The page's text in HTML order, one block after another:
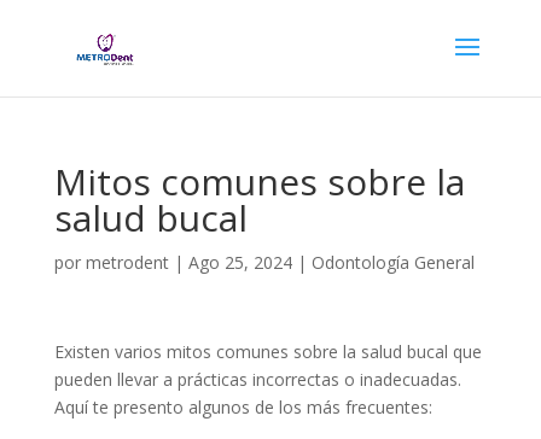
Mitos comunes sobre la
salud bucal
por metrodent| Ago 25, 2024| Odontología General
Existen varios mitos comunes sobre la salud bucal que
pueden llevar a prácticas incorrectas o inadecuadas.
Aquí te presento algunos de los más frecuentes: